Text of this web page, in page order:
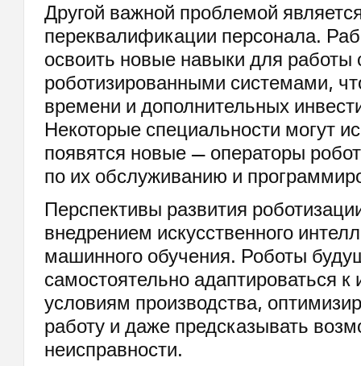
Другой важной проблемой
переквалификации персонала.
освоить новые навыки для работы
роботизированными системами,
времени и дополнительных
Некоторые специальности могут
появятся новые — операторы
по их обслуживанию и
Перспективы развития
внедрением искусственного
машинного обучения. Роботы
самостоятельно адаптироваться
условиям производства,
работу и даже предсказывать
неисправности.